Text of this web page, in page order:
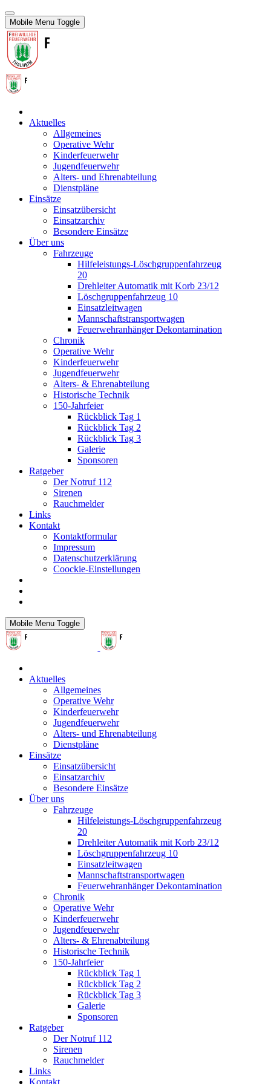
Mobile Menu Toggle
Aktuelles
Allgemeines
Operative Wehr
Kinderfeuerwehr
Jugendfeuerwehr
Alters- und Ehrenabteilung
Dienstpläne
Einsätze
Einsatzübersicht
Einsatzarchiv
Besondere Einsätze
Über uns
Fahrzeuge
Hilfeleistungs-Löschgruppenfahrzeug
20
Drehleiter Automatik mit Korb 23/12
Löschgruppenfahrzeug 10
Einsatzleitwagen
Mannschaftstransportwagen
Feuerwehranhänger Dekontamination
Chronik
Operative Wehr
Kinderfeuerwehr
Jugendfeuerwehr
Alters- & Ehrenabteilung
Historische Technik
150-Jahrfeier
Rückblick Tag 1
Rückblick Tag 2
Rückblick Tag 3
Galerie
Sponsoren
Ratgeber
Der Notruf 112
Sirenen
Rauchmelder
Links
Kontakt
Kontaktformular
Impressum
Datenschutzerklärung
Coockie-Einstellungen
Mobile Menu Toggle
Aktuelles
Allgemeines
Operative Wehr
Kinderfeuerwehr
Jugendfeuerwehr
Alters- und Ehrenabteilung
Dienstpläne
Einsätze
Einsatzübersicht
Einsatzarchiv
Besondere Einsätze
Über uns
Fahrzeuge
Hilfeleistungs-Löschgruppenfahrzeug
20
Drehleiter Automatik mit Korb 23/12
Löschgruppenfahrzeug 10
Einsatzleitwagen
Mannschaftstransportwagen
Feuerwehranhänger Dekontamination
Chronik
Operative Wehr
Kinderfeuerwehr
Jugendfeuerwehr
Alters- & Ehrenabteilung
Historische Technik
150-Jahrfeier
Rückblick Tag 1
Rückblick Tag 2
Rückblick Tag 3
Galerie
Sponsoren
Ratgeber
Der Notruf 112
Sirenen
Rauchmelder
Links
Kontakt